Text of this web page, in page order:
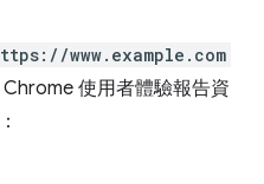
www.example.com
使用者體驗報告資